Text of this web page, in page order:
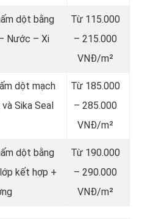
dột bằng
Nước – Xi
Từ 115.000
– 215.000
VNĐ/m²
dột mạch
Sika Seal
Từ 185.000
– 285.000
VNĐ/m²
dột bằng
kết hợp +
Từ 190.000
– 290.000
VNĐ/m²